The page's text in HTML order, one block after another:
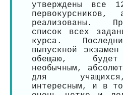
утверждены все
реализованы.
список всех
курса.
выпускной
обещаю, будет
необычным,
для
интересным, и в